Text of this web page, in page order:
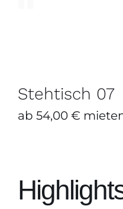
Stehtisch 07
ab 54,00 €